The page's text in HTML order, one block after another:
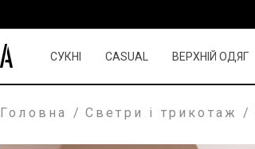
СУКНІ CASUAL ВЕРХНІЙ ОДЯГ
Головна / Светри і трикотаж /